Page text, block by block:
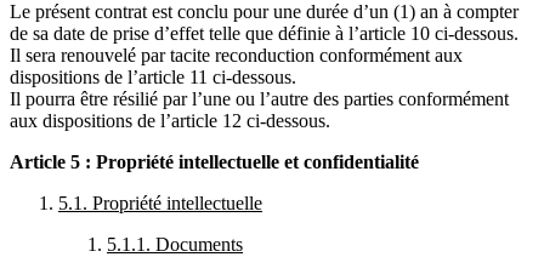
Le présent contrat est conclu pour une durée d’un (1) an à compter
de sa date de prise d’effet telle que définie à l’article 10 ci-dessous.
Il sera renouvelé par tacite reconduction conformément aux
dispositions de l’article 11 ci-dessous.
Il pourra être résilié par l’une ou l’autre des parties conformément
aux dispositions de l’article 12 ci-dessous.
Article 5 : Propriété intellectuelle et confidentialité
5.1. Propriété intellectuelle
5.1.1. Documents